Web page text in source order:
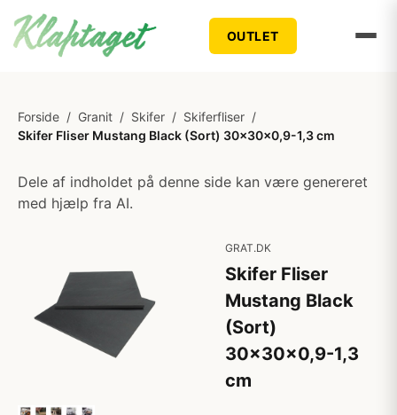
OUTLET
Forside / Granit / Skifer / Skiferfliser /
Skifer Fliser Mustang Black (Sort) 30x30x0,9-1,3 cm
Dele af indholdet på denne side kan være genereret
med hjælp fra AI.
GRAT.DK
Skifer Fliser
Mustang Black
(Sort)
30x30x0,9-1,3
cm